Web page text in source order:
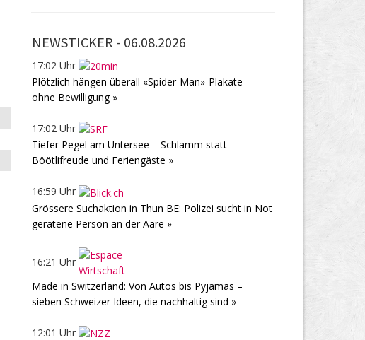
NEWSTICKER - 06.08.2026
17:02 Uhr
Plötzlich hängen überall «Spider-Man»-Plakate –
ohne Bewilligung »
17:02 Uhr
Tiefer Pegel am Untersee – Schlamm statt
Böötlifreude und Feriengäste »
16:59 Uhr
Grössere Suchaktion in Thun BE: Polizei sucht in Not
geratene Person an der Aare »
16:21 Uhr
Made in Switzerland: Von Autos bis Pyjamas –
sieben Schweizer Ideen, die nachhaltig sind »
12:01 Uhr